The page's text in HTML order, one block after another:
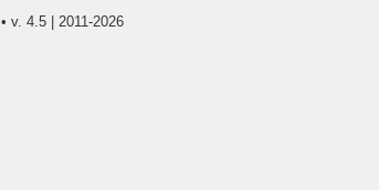
• v. 4.5 | 2011-2026